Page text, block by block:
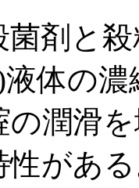
剤と
液体の
の潤滑
があ